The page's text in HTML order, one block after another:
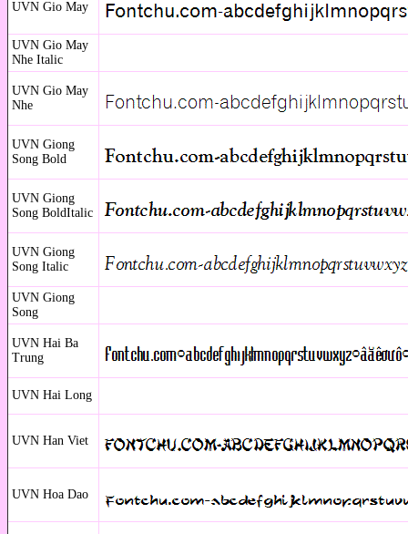
UVN Gio May
UVN Gio May
Nhe Italic
UVN Gio May
Nhe
UVN Giong
Song Bold
UVN Giong
Song BoldItalic
UVN Giong
Song Italic
UVN Giong
Song
UVN Hai Ba
Trung
UVN Hai Long
UVN Han Viet
UVN Hoa Dao